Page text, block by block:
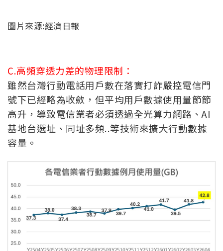
圖片來源:經濟日報
C.高頻穿透力差的物理限制：
雖然台灣行動電話用戶數在落實打詐嚴控電信門
號下已經略為收斂，但平均用戶數據使用量節節
高升，導致電信業者必須透過全光算力網路、AI
基地台選址、同址多頻..等技術來擴大行動數據
容量。